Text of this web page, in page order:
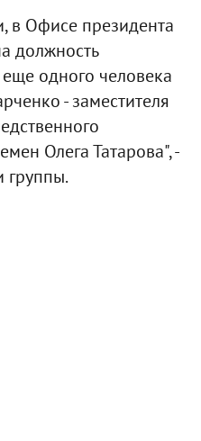
Офисе президента
должность
одного человека
- заместителя
Олега Татарова", -
группы.